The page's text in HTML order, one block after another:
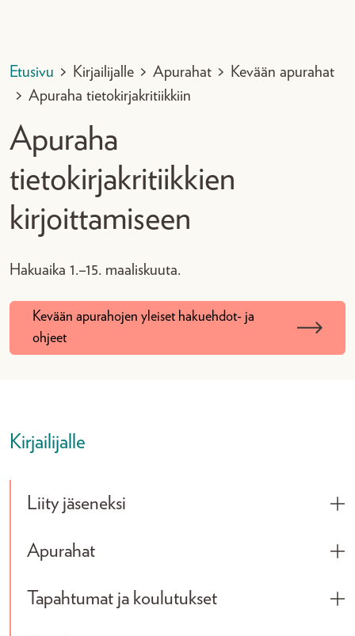
Etusivu > Kirjailijalle > Apurahat > Kevään apurahat
> Apuraha tietokirjakritiikkiin
Apuraha
tietokirjakritiikkien
kirjoittamiseen
Hakuaika 1.–15. maaliskuuta.
Kevään apurahojen yleiset hakuehdot- ja
ohjeet
Kirjailijalle
Liity jäseneksi
Apurahat
Tapahtumat ja koulutukset